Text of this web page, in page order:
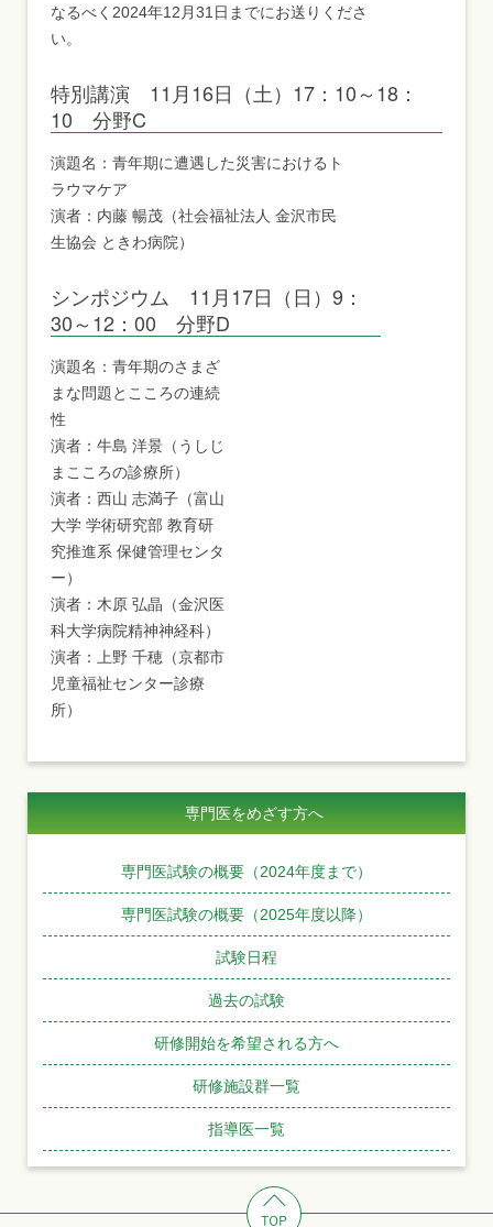
なるべく2024年12月31日までにお送りくださ
い。
特別講演 11月16日（土）17：10～18：
10 分野C
演題名：青年期に遭遇した災害におけるト
ラウマケア
演者：内藤 暢茂（社会福祉法人 金沢市民
生協会 ときわ病院）
シンポジウム 11月17日（日）9：
30～12：00 分野D
演題名：青年期のさまざ
まな問題とこころの連続
性
演者：牛島 洋景（うしじ
まこころの診療所）
演者：西山 志満子（富山
大学 学術研究部 教育研
究推進系 保健管理センタ
ー）
演者：木原 弘晶（金沢医
科大学病院精神神経科）
演者：上野 千穂（京都市
児童福祉センター診療
所）
専門医をめざす方へ
専門医試験の概要（2024年度まで）
専門医試験の概要（2025年度以降）
試験日程
過去の試験
研修開始を希望される方へ
研修施設群一覧
指導医一覧